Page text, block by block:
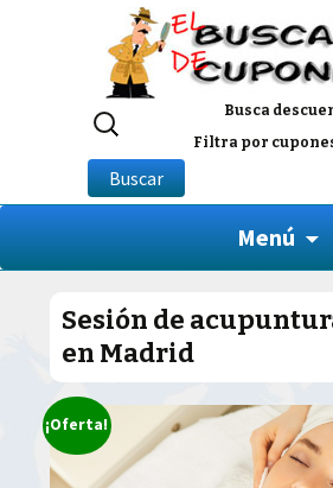
Busca
Filtra por
Buscar
por:
Buscar
Menú
Sesión de
en Madrid
¡Oferta!